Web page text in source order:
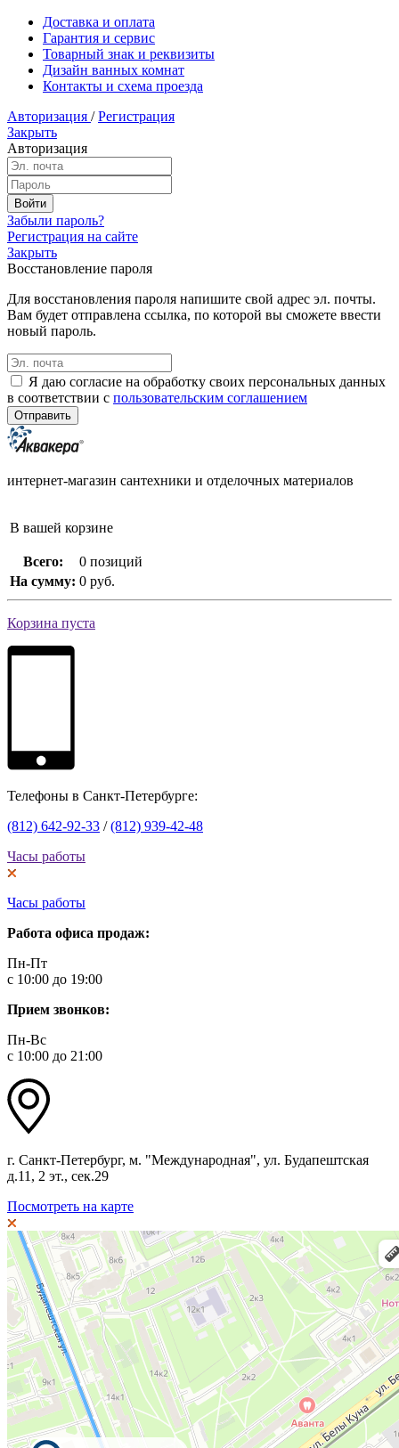
Доставка и оплата
Гарантия и сервис
Товарный знак и реквизиты
Дизайн ванных комнат
Контакты и схема проезда
Авторизация / Регистрация
Закрыть
Авторизация
Забыли пароль?
Регистрация на сайте
Закрыть
Восстановление пароля
Для восстановления пароля напишите свой адрес эл. почты.
Вам будет отправлена ссылка, по которой вы сможете ввести
новый пароль.
Я даю согласие на обработку своих персональных данных
в соответствии с пользовательским соглашением
интернет-магазин сантехники и отделочных материалов
В вашей корзине
Всего:
0 позиций
На сумму: 0 руб.
Корзина пуста
Телефоны в Санкт-Петербурге:
(812) 642-92-33 /(812) 939-42-48
Часы работы
Часы работы
Работа офиса продаж:
Пн-Пт
с 10:00 до 19:00
Прием звонков:
Пн-Вс
с 10:00 до 21:00
г. Санкт-Петербург, м. "Международная", ул. Будапештская
д.11, 2 эт., сек.29
Посмотреть на карте